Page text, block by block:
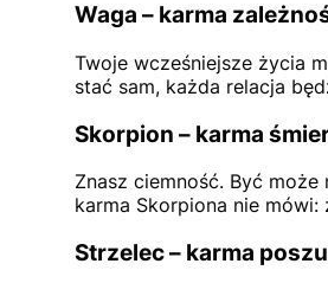
Waga – karma
Twoje wcześniejsze życia
stać sam, każda relacja
Skorpion – karma
Znasz ciemność. Być
karma Skorpiona nie
Strzelec – karma